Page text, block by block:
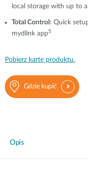
local storage with up to
Total Control: Quick
mydlink app5
Pobierz kartę produktu.
Gdzie kupić
Opis